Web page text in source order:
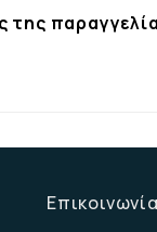
της
Επικοινωνία